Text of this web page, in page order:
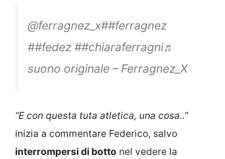
@ferragnez_x##ferragnez
##fedez ##chiaraferragni♬
suono originale – Ferragnez_X
“E con questa tuta atletica, una cosa..”
inizia a commentare Federico, salvo
interrompersi di botto nel vedere la